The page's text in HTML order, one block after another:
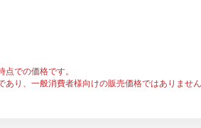
での価格です。
り、一般消費者様向けの販売価格ではありませ